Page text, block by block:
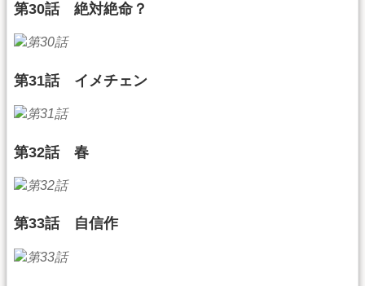
第30話 絶対絶命？
第31話 イメチェン
第32話 春
第33話 自信作